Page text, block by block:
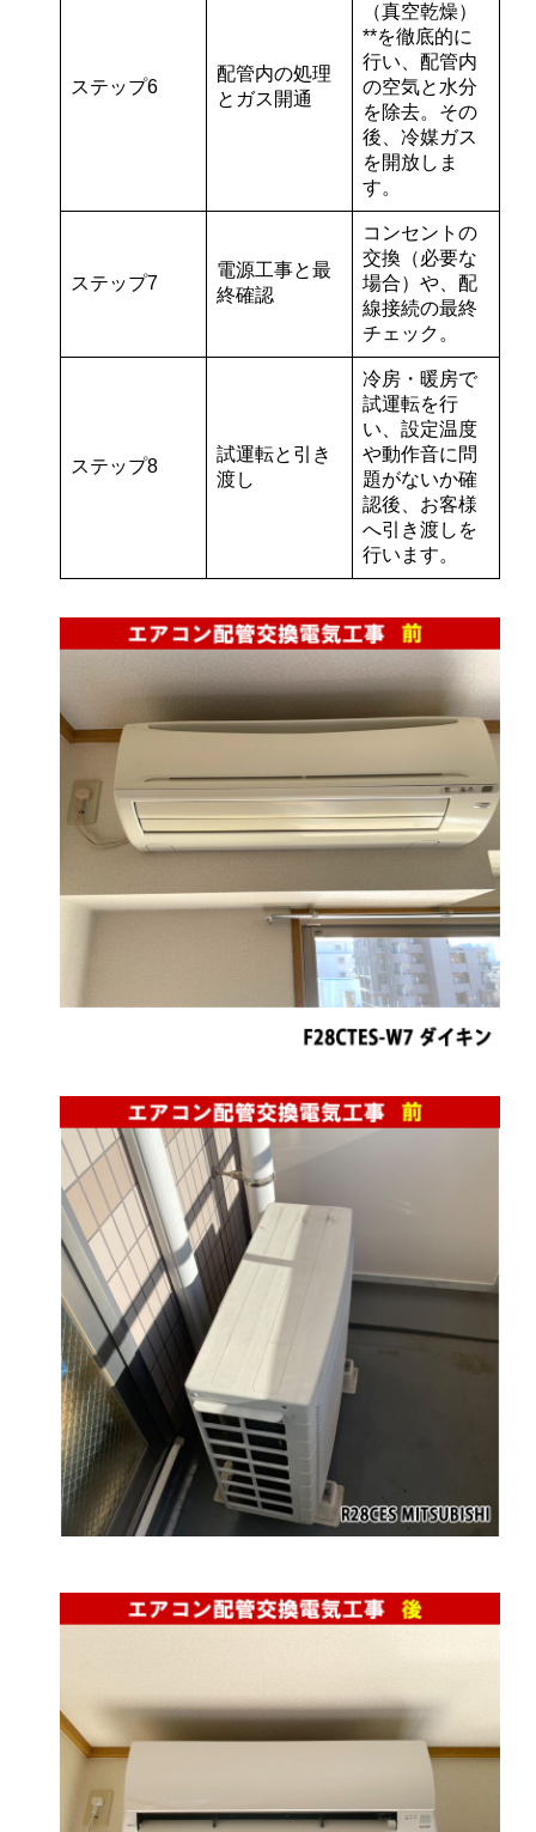
ステップ6
配管内の処理
とガス開通
（真空乾燥）
**を徹底的に
行い、配管内
の空気と水分
を除去。その
後、冷媒ガス
を開放しま
す。
ステップ7
電源工事と最
終確認
コンセントの
交換 （必要な
場合）や、配
線接続の最終
チェック。
ステップ8
試運転と引き
渡し
冷房・暖房で
試運転を行
い、設定温度
や動作音に問
題がないか確
認後、お客様
へ引き渡しを
行います。